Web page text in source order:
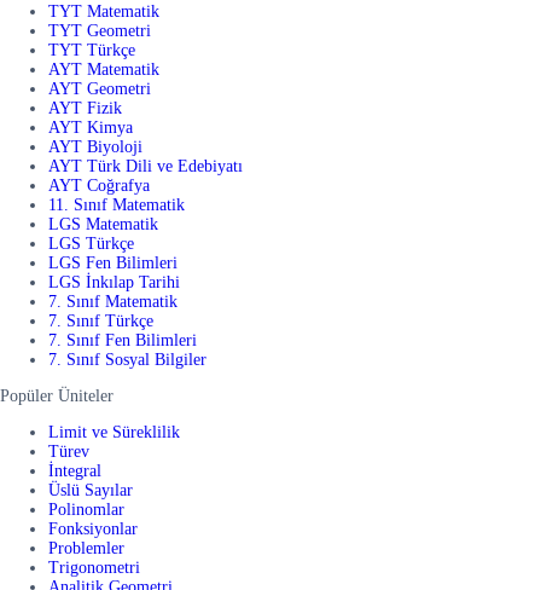
TYT Matematik
TYT Geometri
TYT Türkçe
AYT Matematik
AYT Geometri
AYT Fizik
AYT Kimya
AYT Biyoloji
AYT Türk Dili ve Edebiyatı
AYT Coğrafya
11. Sınıf Matematik
LGS Matematik
LGS Türkçe
LGS Fen Bilimleri
LGS İnkılap Tarihi
7. Sınıf Matematik
7. Sınıf Türkçe
7. Sınıf Fen Bilimleri
7. Sınıf Sosyal Bilgiler
Popüler Üniteler
Limit ve Süreklilik
Türev
İntegral
Üslü Sayılar
Polinomlar
Fonksiyonlar
Problemler
Trigonometri